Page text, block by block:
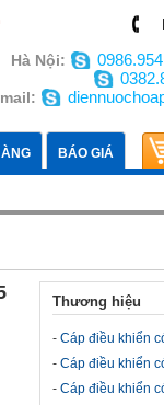
Hà Nội:
BÁO GIÁ
Thương hiệu
- Cáp điều khiển
- Cáp điều khiển
- Cáp điều khiển